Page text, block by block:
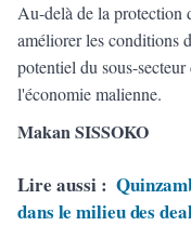
Au-delà de la protection
améliorer les conditions
potentiel du sous-
l'économie malienne.
Makan SISSOKO
Lire aussi :
dans le milieu des